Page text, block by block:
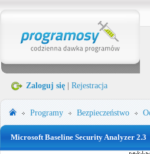
Zaloguj się Rejestracja
Programy Bezpieczeństwo
Microsoft Baseline Security Analyzer 2.3